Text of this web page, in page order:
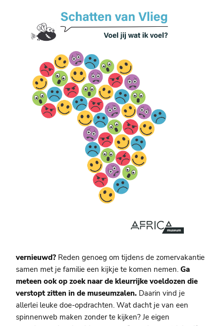
vernieuwd? Reden genoeg om tijdens de zomervakantie
samen met je familie een kijkje te komen nemen.Ga
meteen ook op zoek naarde kleurrijke voeldozen die
verstopt zitten in de museumzalen. Daarin vind je
allerlei leuke doe-opdrachten. Wat dacht je van een
spinnenweb maken zonder te kijken? Je eigen